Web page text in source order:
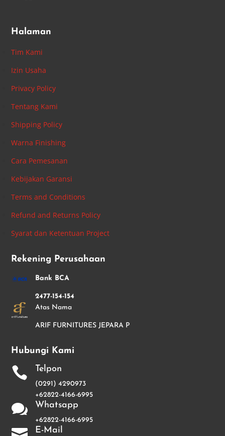
Halaman
Tim Kami
Izin Usaha
Privacy Policy
Tentang Kami
Shipping Policy
Warna Finishing
Cara Pemesanan
Kebijakan Garansi
Terms and Conditions
Refund and Returns Policy
Syarat dan Ketentuan Project
Rekening Perusahaan
Bank BCA
2477-154-154
Atas Nama
ARIF FURNITURES JEPARA P
Hubungi Kami
 Telpon
(0291) 4290973
+62822-4166-6995
 Whatsapp
+62822-4166-6995
E-Mail